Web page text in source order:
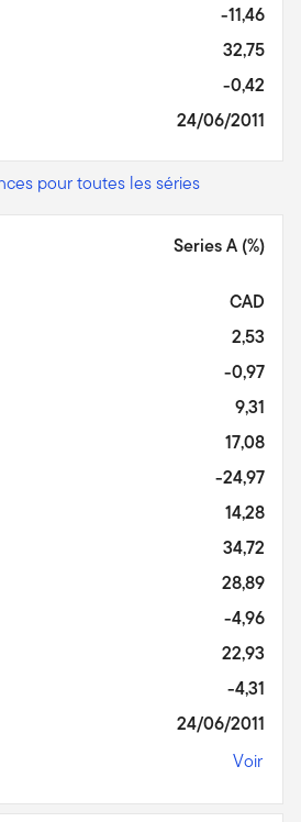
-11,46
32,75
-0,42
24/06/2011
pour toutes les séries
Series A (%)
CAD
2,53
-0,97
9,31
17,08
-24,97
14,28
34,72
28,89
-4,96
22,93
-4,31
24/06/2011
Voir